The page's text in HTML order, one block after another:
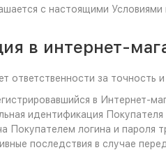
с настоящими
в интернет-
ответственности за
в Интернет-
идентификация
Покупателем логина и пароля
последствия в случае